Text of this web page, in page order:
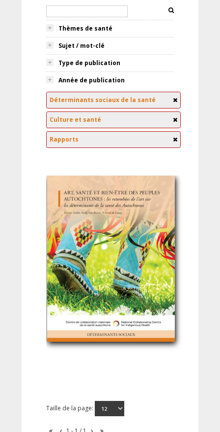
Thèmes de santé
Sujet / mot-clé
Type de publication
Année de publication
Déterminants sociaux de la santé
Culture et santé
Rapports
Taille de la page: